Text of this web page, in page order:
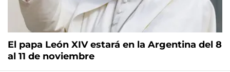
El papa León XIV estará en la Argentina del 8
al 11 de noviembre